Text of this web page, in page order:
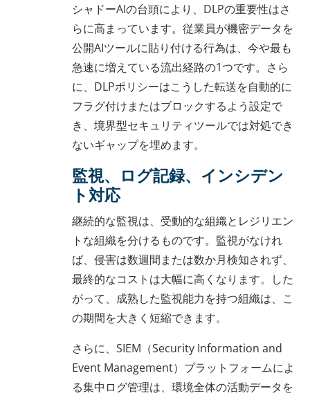
シャドーAIの台頭により、DLPの重要性はさ
らに高まっています。従業員が機密データを
公開AIツールに貼り付ける行為は、今や最も
急速に増えている流出経路の1つです。さら
に、DLPポリシーはこうした転送を自動的に
フラグ付けまたはブロックするよう設定で
き、境界型セキュリティツールでは対処でき
ないギャップを埋めます。
監視、ログ記録、インシデン
ト対応
継続的な監視は、受動的な組織とレジリエン
トな組織を分けるものです。監視がなけれ
ば、侵害は数週間または数か月検知されず、
最終的なコストは大幅に高くなります。した
がって、成熟した監視能力を持つ組織は、こ
の期間を大きく短縮できます。
さらに、SIEM（Security Information and
Event Management）プラットフォームによ
る集中ログ管理は、環境全体の活動データを